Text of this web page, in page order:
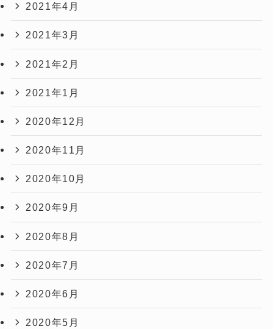
2021年4月
2021年3月
2021年2月
2021年1月
2020年12月
2020年11月
2020年10月
2020年9月
2020年8月
2020年7月
2020年6月
2020年5月